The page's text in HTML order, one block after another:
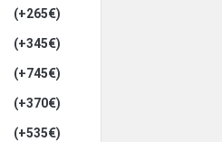
(+265€)
(+345€)
(+745€)
(+370€)
(+535€)